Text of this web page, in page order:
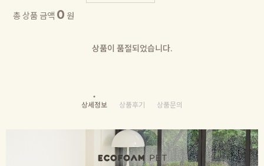
총 상품 금액 0 원
상품이 품절되었습니다.
상세정보 상품후기 상품문의